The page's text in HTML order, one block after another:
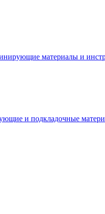
материалы и
и подкладочные